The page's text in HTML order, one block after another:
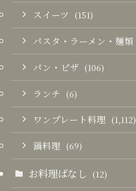
スイーツ (151)
パスタ・ラーメン・麺類
パン・ピザ (106)
ランチ (6)
ワンプレート料理 (1,112)
鍋料理 (69)
お料理ばなし (12)